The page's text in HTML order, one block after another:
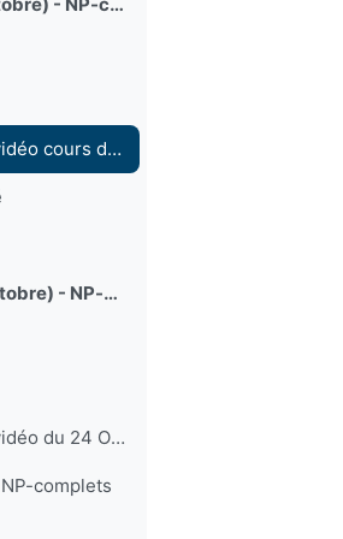
Bloc 8 (18-19 Octobre) - NP-complétude.
Enregistrement vidéo cours du 18 octobre 2023
Bloc 9 (25-26 Octobre) - NP-complétude: suite.
Enregistrement vidéo du 24 Octobre 2023
complets